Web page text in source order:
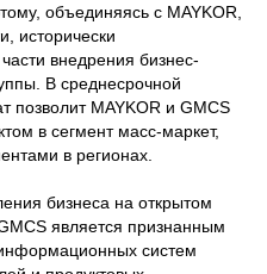
объединяясь с MAYKOR,
исторически
внедрения бизнес-
В среднесрочной
позволит MAYKOR и GMCS
в сегмент масс-маркет,
в регионах.
бизнеса на открытом
является признанным
систем